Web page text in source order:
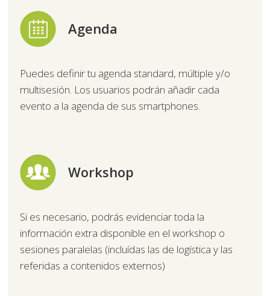
Agenda
Puedes definir tu agenda standard, múltiple y/o
multisesión. Los usuarios podrán añadir cada
evento a la agenda de sus smartphones.
Workshop
Si es necesario, podrás evidenciar toda la
información extra disponible en el workshop o
sesiones paralelas (incluídas las de logística y las
referidas a contenidos externos)